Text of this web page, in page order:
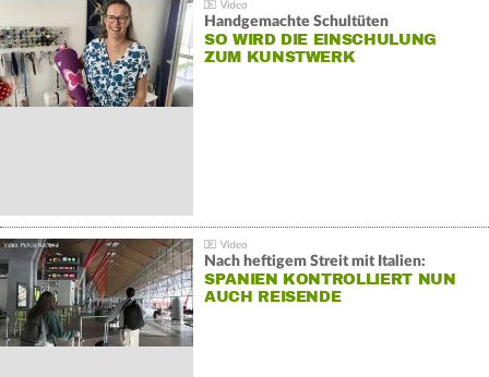
Handgemachte Schultüten
SO WIRD DIE EINSCHULUNG
ZUM KUNSTWERK
Nach heftigem Streit mit Italien:
SPANIEN KONTROLLIERT NUN
AUCH REISENDE